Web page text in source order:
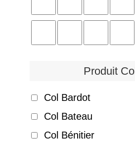
Produit Col
Col Bardot
Col Bateau
Col Bénitier